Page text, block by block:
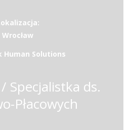
Wrocław
Human Solutions
Specjalistka ds.
Płacowych